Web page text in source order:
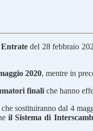
Entratedel 28 febbraio
2020, mentre in
finali che hanno
che sostituiranno dal 4
il Sistema di